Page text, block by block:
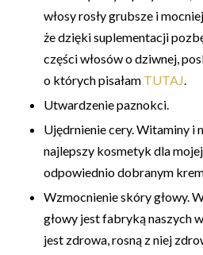
włosy rosły grubsze i
że dzięki suplementacji
części włosów o dziwnej,
o których pisałam TUTAJ.
Utwardzenie paznokci.
Ujędrnienie cery. Witaminy i
najlepszy kosmetyk dla
odpowiednio dobranym
Wzmocnienie skóry głowy.
głowy jest fabryką naszych
jest zdrowa, rosną z niej